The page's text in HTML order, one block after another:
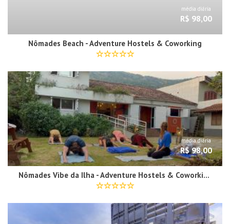
média diária
R$ 98,00
Nômades Beach - Adventure Hostels & Coworking
média diária
R$ 98,00
Nômades Vibe da Ilha - Adventure Hostels & Coworking